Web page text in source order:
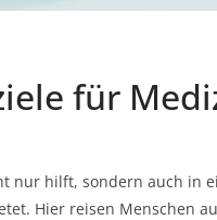
für
nur hilft, sondern auch in
Hier reisen Menschen